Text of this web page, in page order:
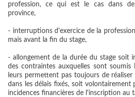
profession, ce qui est le cas dans
province,
- interruptions d'exercice de la
mais avant la fin du stage,
- allongement de la durée du stage soit
des contraintes auxquelles sont soumis
leurs permettent pas toujours de
dans les délais fixés, soit volontairement
incidences financières de l'inscription au